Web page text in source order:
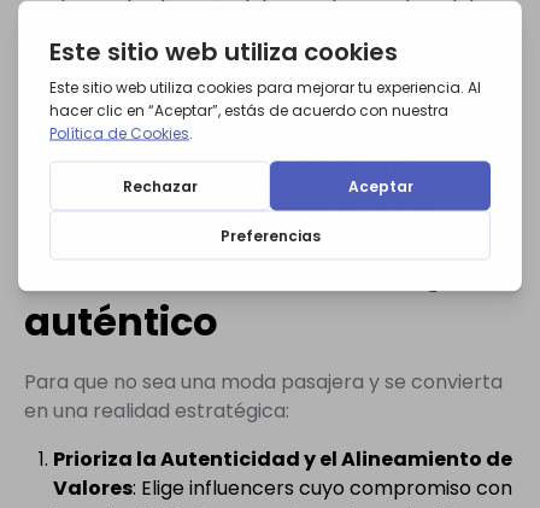
Estrategias para un
Green Marketing con
Influencers efectivo y
auténtico
Para que no sea una moda pasajera y se convierta
en una realidad estratégica:
Prioriza la Autenticidad y el Alineamiento de
Valores: Elige influencers cuyo compromiso con